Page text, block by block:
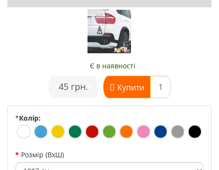
Є в наявності
45 грн. Купити
*Колір:
Розмір (ВхШ)